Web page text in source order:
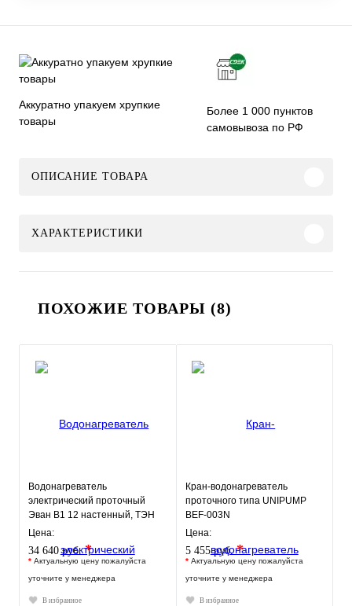
Аккуратно упакуем хрупкие
товары
Более 1 000 пунктов
самовывоза по РФ
ОПИСАНИЕ ТОВАРА
ХАРАКТЕРИСТИКИ
ПОХОЖИЕ ТОВАРЫ (8)
Водонагреватель
электрический проточный
Эван В1 12 настенный, ТЭН
12 кВт.
Цена:
34 640 руб.*
* Актуальную цену пожалуйста
уточните у менеджера
В избранное
Кран-водонагреватель
проточного типа UNIPUMP
BEF-003N
Цена:
5 455 руб.*
* Актуальную цену пожалуйста
уточните у менеджера
В избранное